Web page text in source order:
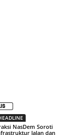
NasDem Soroti
Jalan dan